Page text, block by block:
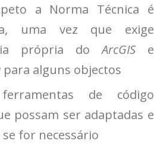
a Norma Técnica é
uma vez que exige
própria doArcGIS e
para alguns objectos
de código
possam ser adaptadas e
for necessário